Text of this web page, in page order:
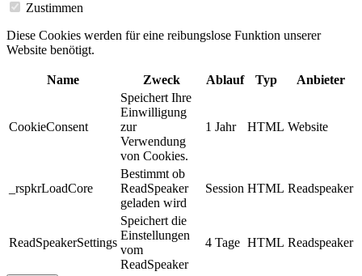
Zustimmen
Diese Cookies werden für eine reibungslose Funktion unserer
Website benötigt.
Name Zweck Ablauf Typ Anbieter
CookieConsent
Speichert Ihre
Einwilligung
zur
Verwendung
von Cookies.
1 Jahr HTML Website
_rspkrLoadCore
Bestimmt ob
ReadSpeaker
geladen wird
Session HTML Readspeaker
ReadSpeakerSettings
Speichert die
Einstellungen
vom
ReadSpeaker
4 Tage HTML Readspeaker